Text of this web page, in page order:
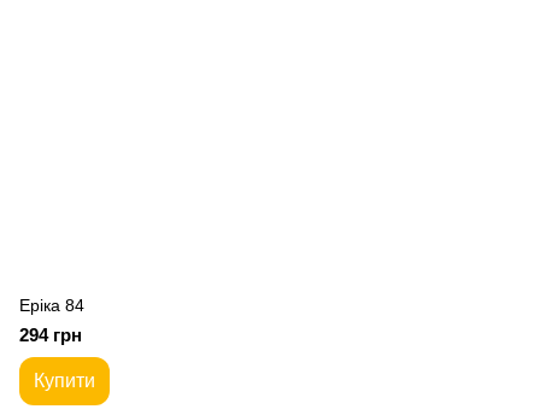
Еріка 84
294 грн
Купити